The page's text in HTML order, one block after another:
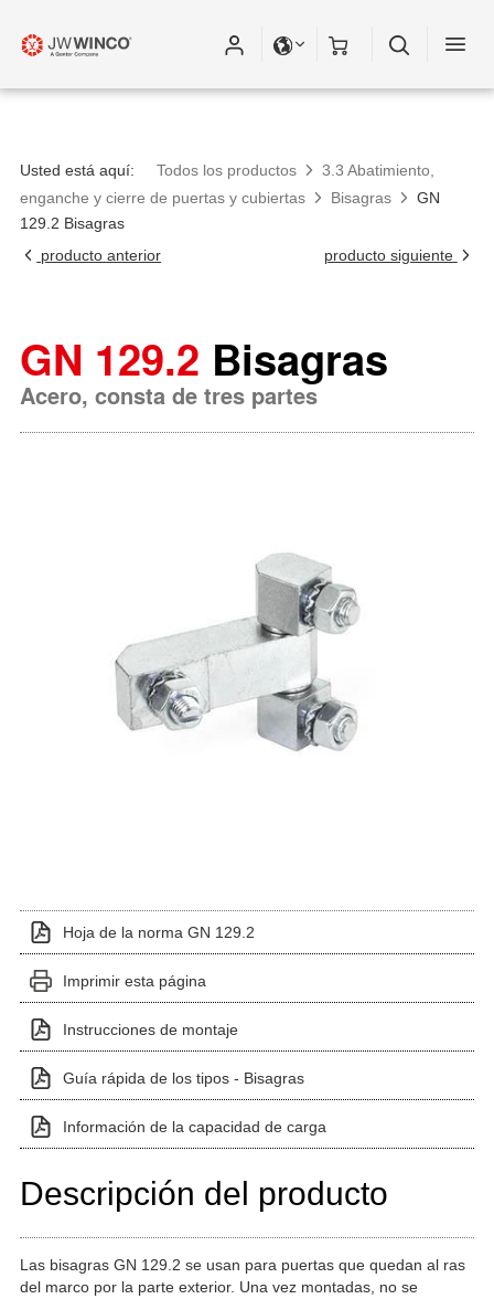
Usted está aquí: Todos los productos
3.3 Abatimiento,
enganche y cierre de puertas y cubiertas
Bisagras
GN
129.2 Bisagras
producto anterior
producto siguiente
GN 129.2 Bisagras
Acero, consta de tres partes
Hoja de la norma GN 129.2
Imprimir esta página
Instrucciones de montaje
Guía rápida de los tipos - Bisagras
Información de la capacidad de carga
Descripción del producto
Las bisagras GN 129.2 se usan para puertas que quedan al ras
del marco por la parte exterior. Una vez montadas, no se